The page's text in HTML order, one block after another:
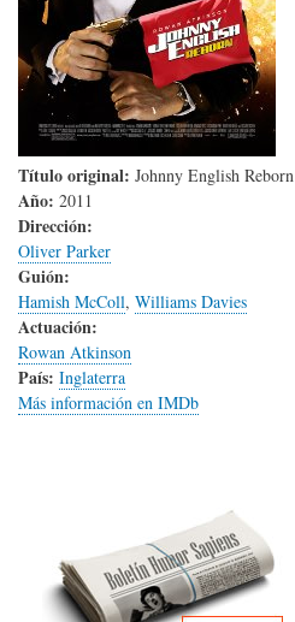
Título original: Johnny English Reborn
Año: 2011
Dirección:
Oliver Parker
Guión:
Hamish McColl, Williams Davies
Actuación:
Rowan Atkinson
País: Inglaterra
Más información en IMDb